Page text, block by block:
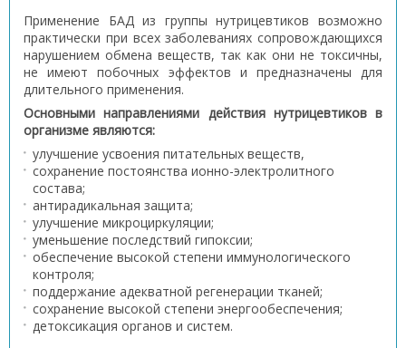
Применение БАД из группы нутрицевтиков возможно
практически при всех заболеваниях сопровождающихся
нарушением обмена веществ, так как они не токсичны,
не имеют побочных эффектов и предназначены для
длительного применения.
Основными направлениями действия нутрицевтиков в
организме являются:
улучшение усвоения питательных веществ,
сохранение постоянства ионно-электролитного
состава;
антирадикальная защита;
улучшение микроциркуляции;
уменьшение последствий гипоксии;
обеспечение высокой степени иммунологического
контроля;
поддержание адекватной регенерации тканей;
сохранение высокой степени энергообеспечения;
детоксикация органов и систем.